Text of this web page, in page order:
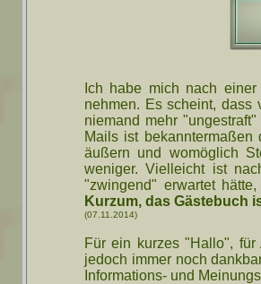
Ich habe mich nach
nehmen. Es scheint,
niemand mehr
Mails ist
äußern und womöglich
weniger. Vielleicht ist
"zwingend" erwartet
Kurzum, das Gästebuch
(07.11.2014)
Für ein kurzes "Hallo",
jedoch immer noch
Informations- und